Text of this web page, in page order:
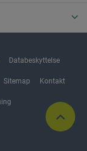
Databeskyttelse
Sitemap Kontakt